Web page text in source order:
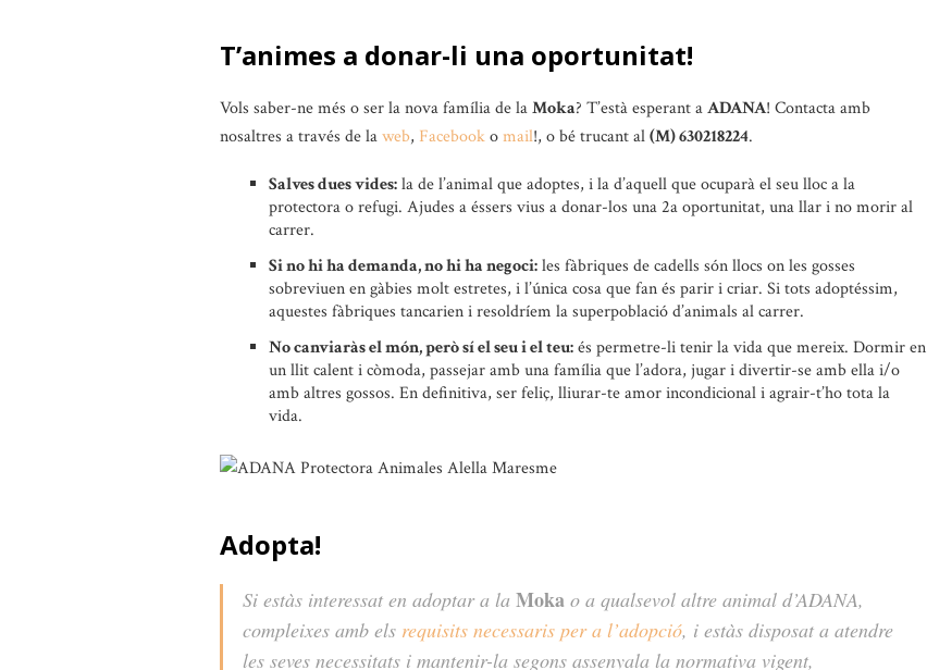
T’animes a donar-li una oportunitat!
Vols saber-ne més o ser la nova família de laMoka? T’està esperant aADANA! Contacta amb
nosaltres a través de laweb, Facebookomail!, o bé trucant al(M) 630218224.
Salves dues vides:la de l’animal que adoptes, i la d’aquell que ocuparà el seu lloc a la
protectora o refugi. Ajudes a éssers vius a donar-los una 2a oportunitat, una llar i no morir al
carrer.
Si no hi ha demanda, no hi ha negoci:les fàbriques de cadells són llocs on les gosses
sobreviuen en gàbies molt estretes, i l’única cosa que fan és parir i criar. Si tots adoptéssim,
aquestes fàbriques tancarien i resoldríem la superpoblació d’animals al carrer.
No canviaràs el món, però sí el seu i el teu:és permetre-li tenir la vida que mereix. Dormir en
un llit calent i còmoda, passejar amb una família que l’adora, jugar i divertir-se amb ella i/o
amb altres gossos. En definitiva, ser feliç, lliurar-te amor incondicional i agrair-t’ho tota la
vida.
Adopta!
Si estàs interessat en adoptar a la Moka o a qualsevol altre animal d’ADANA,
compleixes amb els requisits necessaris per a l’adopció, i estàs disposat a atendre
les seves necessitats i mantenir-la segons assenyala la normativa vigent,